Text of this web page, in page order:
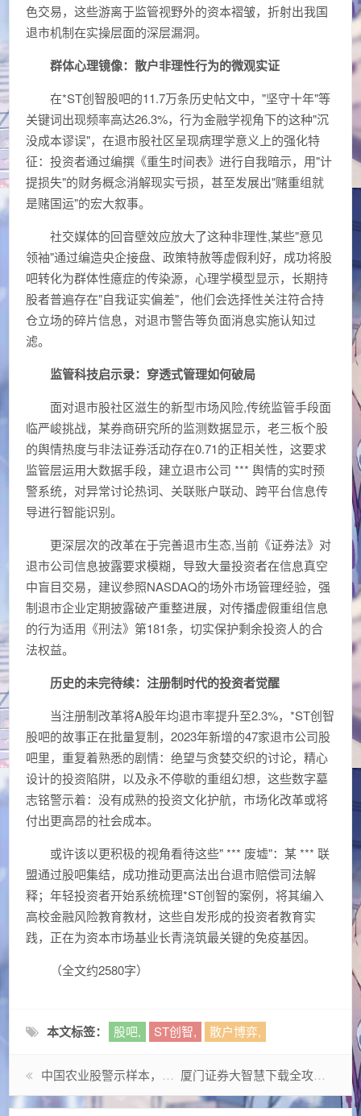
色交易，这些游离于监管视野外的资本褶皱，折射出我国
退市机制在实操层面的深层漏洞。
群体心理镜像：散户非理性行为的微观实证
在*ST创智股吧的11.7万条历史帖文中，"坚守十年"等
关键词出现频率高达26.3%，行为金融学视角下的这种"沉
没成本谬误"，在退市股社区呈现病理学意义上的强化特
征：投资者通过编撰《重生时间表》进行自我暗示，用"计
提损失"的财务概念消解现实亏损，甚至发展出"赌重组就
是赌国运"的宏大叙事。
社交媒体的回音壁效应放大了这种非理性,某些"意见
领袖"通过编造央企接盘、政策特赦等虚假利好，成功将股
吧转化为群体性癔症的传染源，心理学模型显示，长期持
股者普遍存在"自我证实偏差"，他们会选择性关注符合持
仓立场的碎片信息，对退市警告等负面消息实施认知过
滤。
监管科技启示录：穿透式管理如何破局
面对退市股社区滋生的新型市场风险,传统监管手段面
临严峻挑战，某券商研究所的监测数据显示，老三板个股
的舆情热度与非法证券活动存在0.71的正相关性，这要求
监管层运用大数据手段，建立退市公司 *** 舆情的实时预
警系统，对异常讨论热词、关联账户联动、跨平台信息传
导进行智能识别。
更深层次的改革在于完善退市生态,当前《证券法》对
退市公司信息披露要求模糊，导致大量投资者在信息真空
中盲目交易，建议参照NASDAQ的场外市场管理经验，强
制退市企业定期披露破产重整进展，对传播虚假重组信息
的行为适用《刑法》第181条，切实保护剩余投资人的合
法权益。
历史的未完待续：注册制时代的投资者觉醒
当注册制改革将A股年均退市率提升至2.3%，*ST创智
股吧的故事正在批量复制，2023年新增的47家退市公司股
吧里，重复着熟悉的剧情：绝望与贪婪交织的讨论，精心
设计的投资陷阱，以及永不停歇的重组幻想，这些数字墓
志铭警示着：没有成熟的投资文化护航，市场化改革或将
付出更高昂的社会成本。
或许该以更积极的视角看待这些" *** 废墟"：某 *** 联
盟通过股吧集结，成功推动更高法出台退市赔偿司法解
释；年轻投资者开始系统梳理*ST创智的案例，将其编入
高校金融风险教育教材，这些自发形成的投资者教育实
践，正在为资本市场基业长青浇筑最关键的免疫基因。
（全文约2580字）
本文标签： 股吧, ST创智, 散户博弈,
中国农业股警示样本，解码ST中农背后的资本迷局与产业困局 厦门证券大智慧下载全攻略，功能解析与操作指南